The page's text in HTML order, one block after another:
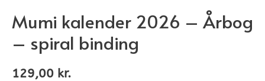
Mumi kalender 2026 – Årbog
– spiral binding
129,00 kr.